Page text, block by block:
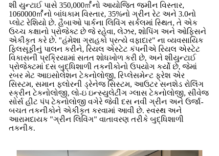
શી યુન્ટાઈ પાસે 350,000㎡નો આયોજિત જમીન વિસ્તાર,
1060000㎡નો બાંધકામ વિસ્તાર, 35%નો ગ્રીન રેટ અને 3.0નો
પ્લોટ રેશિયો છે. હૈબાઓ પાર્કના લિવિંગ સર્કલમાં સ્થિત, તે એક
ઉચ્ચ કક્ષાનો પ્રોજેક્ટ છે જે રહેવા, લેઝર, શોપિંગ અને ઓફિસને
એકીકૃત કરે છે. "હંમેશા ગ્રાહકો પ્રત્યે વફાદાર" ના વ્યવસાયિક
ફિલસૂફીનું પાલન કરીને, રિયલ એસ્ટેટ કંપનીએ રિયલ એસ્ટેટ
વિકાસની પ્રક્રિયામાં સતત શોધખોળ કરી છે, અને શીયુન્ટાઈ
પ્રોજેક્ટમાં દસ બુદ્ધિશાળી તકનીકોનો ઉપયોગ કર્યો છે, જેમાં
રબર મેટ આઇસોલેશન ટેકનોલોજી, રિપ્લેસમેન્ટ ફ્રેશ એર
સિસ્ટમ, સમાન ફ્લોરની ડ્રેનેજ સિસ્ટમ, આઉટર સનશેડ રોલિંગ
સ્ક્રીન ટેકનોલોજી, લો-ઇ ઇન્સ્યુલેટીંગ ગ્લાસ ટેકનોલોજી, સીવેજ
સોર્સ હીટ પંપ ટેકનોલોજી વગેરે જેવી દસ નવી ગ્રીન અને ઉર્જા-
બચત તકનીકોને એકીકૃત કરવામાં આવી છે. સ્વસ્થ અને
આરામદાયક "ગ્રીન લિવિંગ" વાતાવરણ તરીકે બુદ્ધિશાળી
તકનીક.